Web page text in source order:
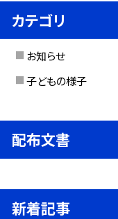
カテゴリ
お知らせ
子どもの様子
配布文書
新着記事